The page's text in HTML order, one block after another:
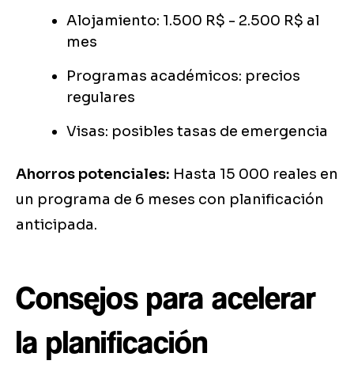
Alojamiento: 1.500 R$ - 2.500 R$ al
mes
Programas académicos: precios
regulares
Visas: posibles tasas de emergencia
Ahorros potenciales: Hasta 15 000 reales en
un programa de 6 meses con planificación
anticipada.
Consejos para acelerar
la planificación